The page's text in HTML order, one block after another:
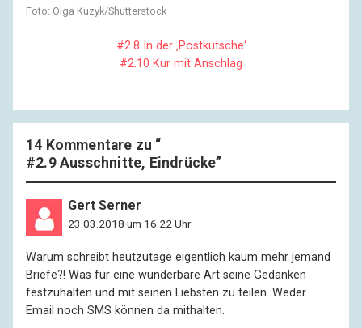
Foto: Olga Kuzyk/Shutterstock
#2.8 In der ‚Postkutsche‘
#2.10 Kur mit Anschlag
14 Kommentare zu “
#2.9 Ausschnitte, Eindrücke”
Gert Serner
23.03.2018 um 16:22 Uhr
Warum schreibt heutzutage eigentlich kaum mehr jemand
Briefe?! Was für eine wunderbare Art seine Gedanken
festzuhalten und mit seinen Liebsten zu teilen. Weder
Email noch SMS können da mithalten.